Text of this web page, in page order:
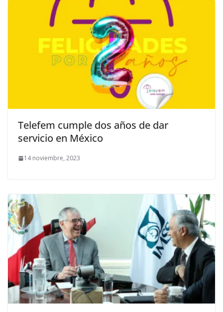
Telefem cumple dos años de dar
servicio en México
14 noviembre, 2023